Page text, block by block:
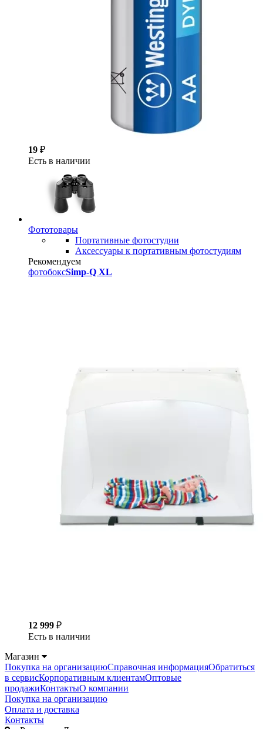
19 ₽
Есть в наличии
Фототовары
Портативные фотостудии
Аксессуары к портативным фотостудиям
Рекомендуем
фотобоксSimp-Q XL
12 999 ₽
Есть в наличии
Магазин
Покупка на организациюСправочная информацияОбратиться
в сервисКорпоративным клиентамОптовые
продажиКонтактыО компании
Покупка на организацию
Оплата и доставка
Контакты